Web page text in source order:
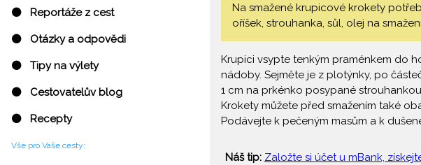
⚫ Reportáže z cest
⚫ Otázky a odpovědi
⚫ Tipy na výlety
⚫ Cestovatelův blog
⚫ Recepty
Vše pro Vaše cesty:
Na smažené krupicové krokety
oříšek, strouhanka, sůl, olej na
Krupici vsypte tenkým praménkem do
nádoby. Sejměte je z plotýnky, po
1 cm na prkénko posypané
Krokety můžete před smažením také
Podávejte k pečeným masům a k
Náš tip: Založte si účet u mBank,